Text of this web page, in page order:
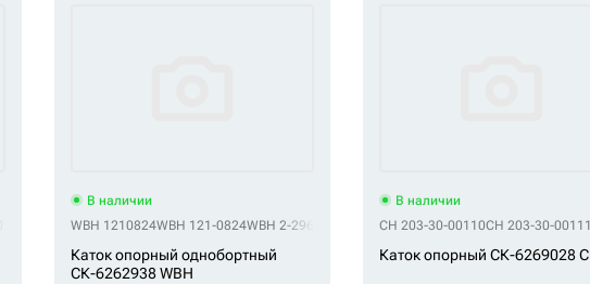
STF 121-0830STF 2-2971STF 3104918STF 310-4918 STF AT322790STF B01050L1M00STF CR4302
В наличии
WBH 1210824WBH 121-0824WBH 2-2967 WBH 3104912WBH 310-4912WBH 5802303
Каток опорный однобортный
СК-6262938 WBH
В наличии
CH 203-30-00110CH 203-30-00111
Каток опорный СК-6269028